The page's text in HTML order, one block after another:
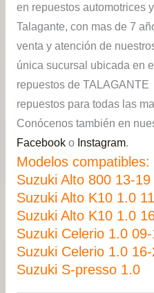
en repuestos automotrices
Talagante, con mas de 7
venta y atención de
única sucursal ubicada en
repuestos de
repuestos para todas las
Conócenos también en
Facebooko Instagram.
Modelos compatibles:
Suzuki Alto 800 13-19
Suzuki Alto K10 1.0
Suzuki Alto K10 1.0
Suzuki Celerio 1.0
Suzuki Celerio 1.0
Suzuki S-presso 1.0